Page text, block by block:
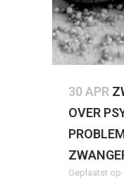
30 APR
OVER
Geplaatst op